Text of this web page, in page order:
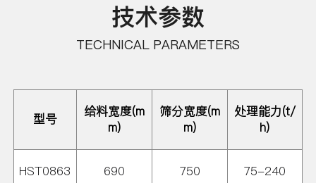
技术参数
TECHNICAL PARAMETERS
型号
给料宽度(m
m)
筛分宽度(m
m)
处理能力(t/
h)
HST0863 690 750 75-240